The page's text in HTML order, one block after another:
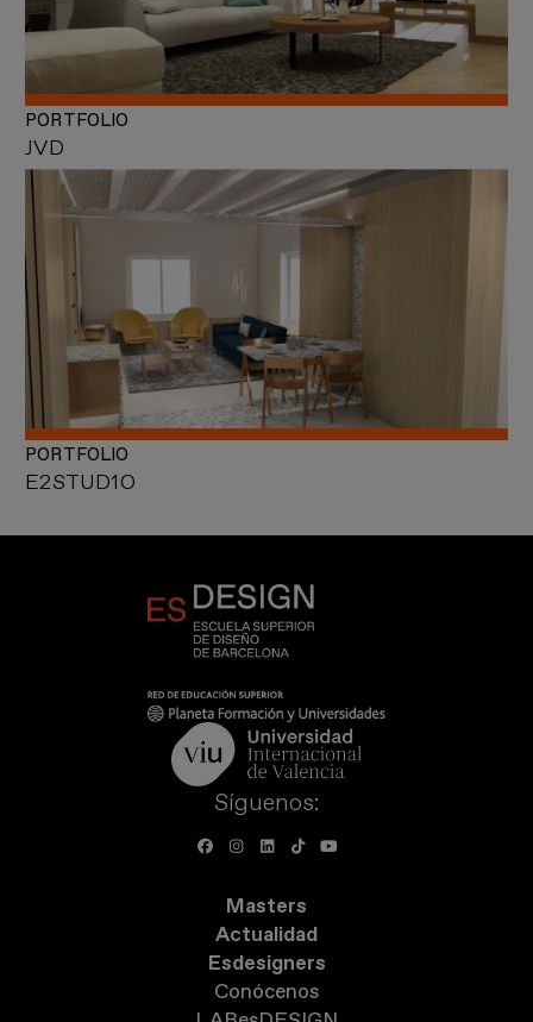
JVD
PORTFOLIO
E2STUD1O
PORTFOLIO
Síguenos:
Masters
Actualidad
Esdesigners
Conócenos